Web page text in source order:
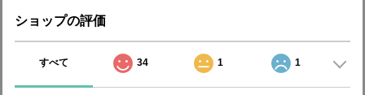
ショップの評価
すべて 34 1 1